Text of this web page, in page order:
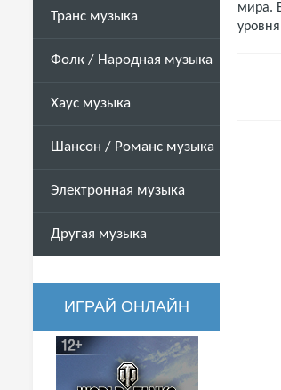
Транс музыка
Фолк / Народная музыка
Хаус музыка
Шансон / Романс музыка
Электронная музыка
Другая музыка
ИГРАЙ ОНЛАЙН
мира.